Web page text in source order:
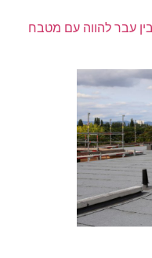
עבר להווה עם מטבח